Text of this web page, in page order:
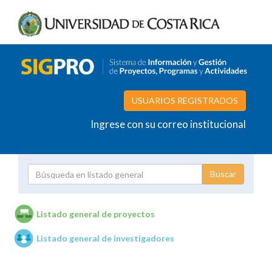
USUARIOS REGISTRADOS
Ingrese con su correo institucional
Unidades de investigación
Listado general de proyectos
Listado general de investigadores